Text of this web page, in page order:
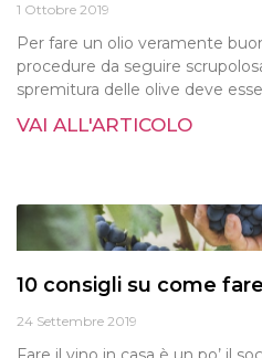
1 Ottobre 2019
Per fare un olio veramente
procedure da seguire
spremitura delle olive deve
VAI ALL'ARTICOLO
10 consigli su come
24 Settembre 2019